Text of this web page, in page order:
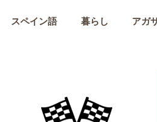
スペイン語 暮らし アガ